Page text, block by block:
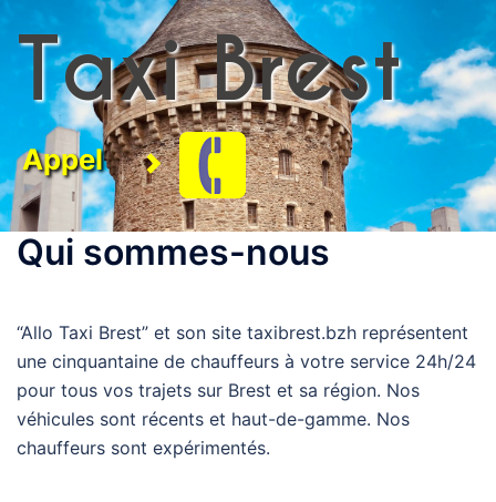
contenu
Taxi Brest
Appel
Qui sommes-nous
“Allo Taxi Brest” et son site taxibrest.bzh représentent
une cinquantaine de chauffeurs à votre service 24h/24
pour tous vos trajets sur Brest et sa région. Nos
véhicules sont récents et haut-de-gamme. Nos
chauffeurs sont expérimentés.